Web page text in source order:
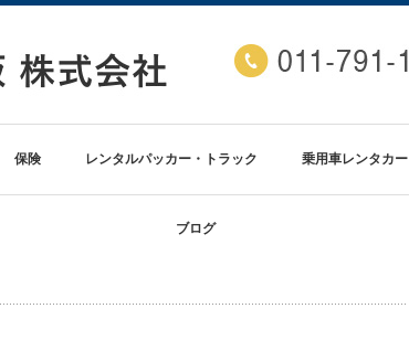
保険 レンタルパッカー・トラック 乗用車レンタカー
ブログ